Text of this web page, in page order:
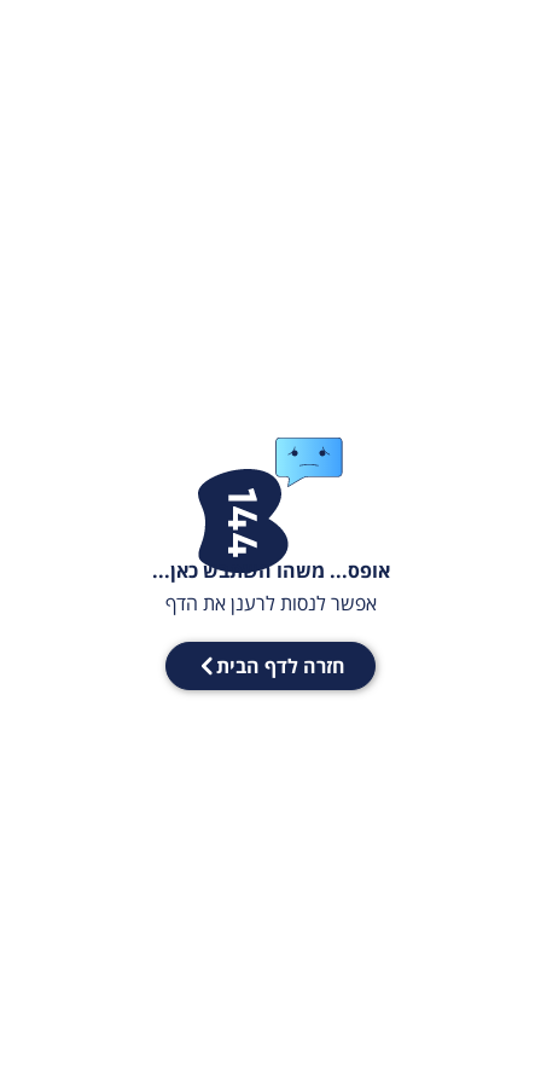
אופס... משהו השתבש כאן...
אפשר לנסות לרענן את הדף
חזרה לדף הבית